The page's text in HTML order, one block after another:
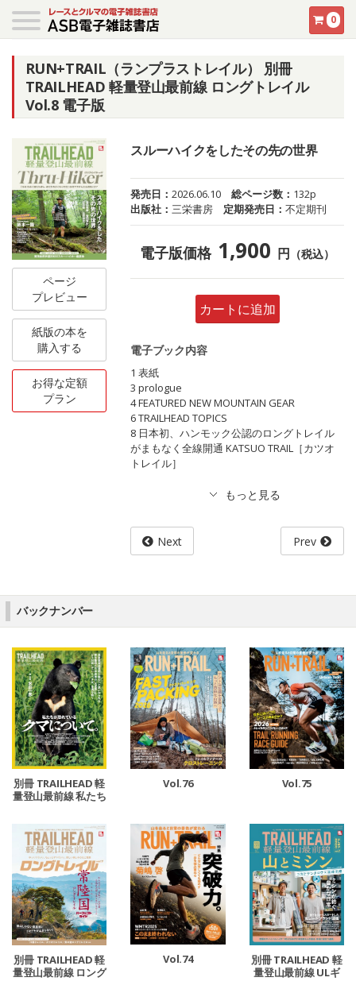
0
RUN+TRAIL（ランプラストレイル） 別冊
TRAILHEAD 軽量登山最前線 ロングトレイル
Vol.8 電子版
ページ
プレビュー
紙版の本を
購入する
お得な定額
プラン
スルーハイクをしたその先の世界
発売日：2026.06.10 総ページ数： 132p
出版社：三栄書房 定期発売日：不定期刊
電子版価格 1,900 円 （税込）
カートに追加
電子ブック内容
1 表紙
3 prologue
4 FEATURED NEW MOUNTAIN GEAR
6 TRAILHEAD TOPICS
8 日本初、ハンモック公認のロングトレイル
がまもなく全線開通 KATSUO TRAIL［カツオ
トレイル］
Next Prev
バックナンバー
別冊 TRAILHEAD 軽
量登山最前線 私たち
Vol.76 Vol.75
別冊 TRAILHEAD 軽
量登山最前線 ロング
Vol.74
別冊 TRAILHEAD 軽
量登山最前線 ULギ